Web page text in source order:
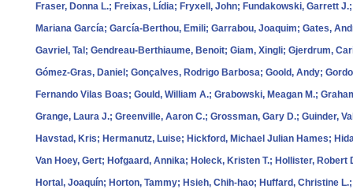
Fraser, Donna L.; Freixas, Lídia; Fryxell, John; Fundakowski, Garrett
Mariana García; García‐Berthou, Emili; Garrabou, Joaquim; Gates,
Gavriel, Tal; Gendreau‐Berthiaume, Benoit; Giam, Xingli; Gjerdrum,
Gómez‐Gras, Daniel; Gonçalves, Rodrigo Barbosa; Goold, Andy;
Fernando Vilas Boas; Gould, William A.; Grabowski, Meagan M.;
Grange, Laura J.; Greenville, Aaron C.; Grossman, Gary D.; Guinder,
Havstad, Kris; Hermanutz, Luise; Hickford, Michael Julian Hames;
Van Hoey, Gert; Hofgaard, Annika; Holeck, Kristen T.; Hollister, Robert
Hortal, Joaquín; Horton, Tammy; Hsieh, Chih‐hao; Huffard, Christine